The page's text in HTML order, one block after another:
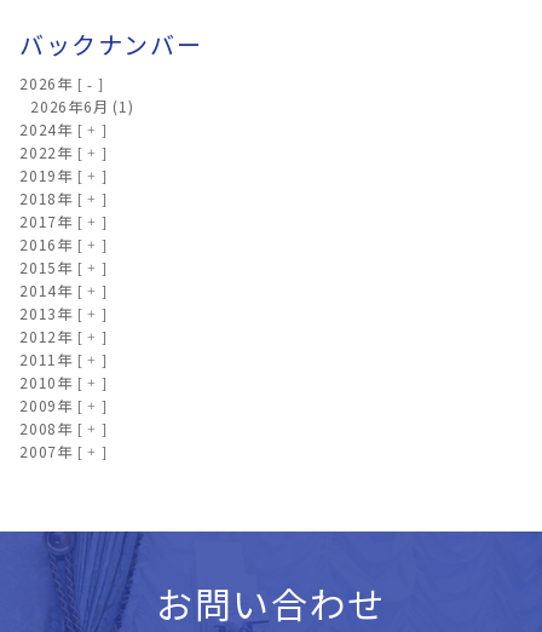
バックナンバー
2026年
2026年6月 (1)
2024年
2022年
2019年
2018年
2017年
2016年
2015年
2014年
2013年
2012年
2011年
2010年
2009年
2008年
2007年
お問い合わせ